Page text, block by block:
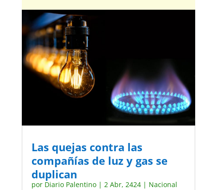
Las quejas contra las
compañías de luz y gas se
duplican
por Diario Palentino| 2 Abr, 2424| Nacional